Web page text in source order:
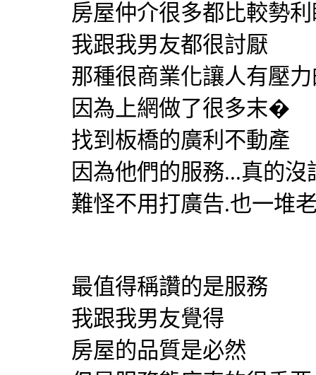
房屋仲介很多都比較勢
我跟我男友都很討厭
那種很商業化讓人有壓
因為上網做了很多末�
找到板橋的廣利不動產
因為他們的服務...真的沒
難怪不用打廣告.也一堆
最值得稱讚的是服務
我跟我男友覺得
房屋的品質是必然